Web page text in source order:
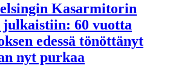
Kasarmitorin
julkaistiin: 60 vuotta
edessä tönöttänyt
nyt purkaa